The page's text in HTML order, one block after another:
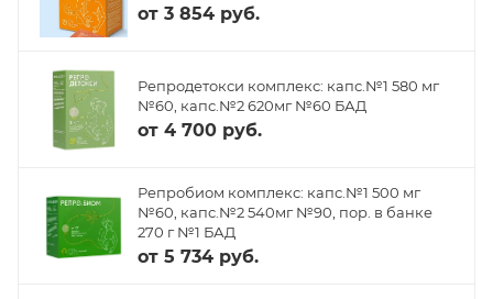
от 3 854 руб.
Репродетокси комплекс: капс.№1 580 мг
№60, капс.№2 620мг №60 БАД
от 4 700 руб.
Репробиом комплекс: капс.№1 500 мг
№60, капс.№2 540мг №90, пор. в банке
270 г №1 БАД
от 5 734 руб.